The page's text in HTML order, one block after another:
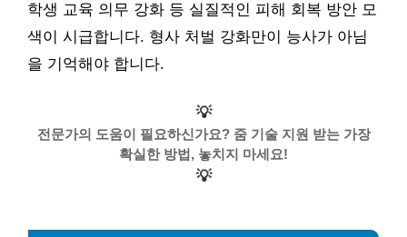
학생 교육 의무 강화 등 실질적인 피해 회복 방안 모
색이 시급합니다. 형사 처벌 강화만이 능사가 아님
을 기억해야 합니다.
💡
전문가의 도움이 필요하신가요? 줌 기술 지원 받는 가장
확실한 방법, 놓치지 마세요!
💡